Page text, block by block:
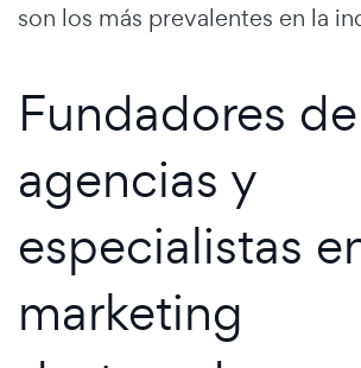
son los más prevalentes en la
Fundadores de
agencias y
especialistas
marketing